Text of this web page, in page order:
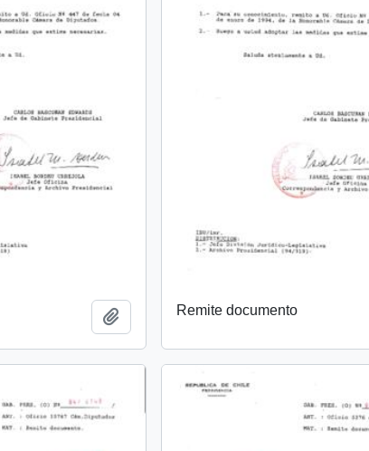
Añadir al portapapeles
Remite documento